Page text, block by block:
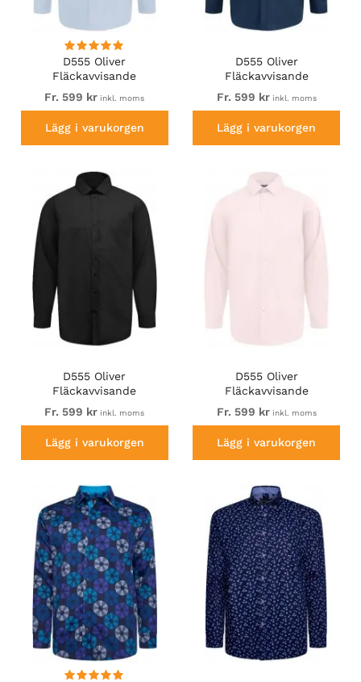
D555 Oliver
Fläckavvisande
Lättstruken
Stretchskjorta med Lång
Ärm Ljusblå
Fr. 599 kr inkl. moms
Lägg i varukorgen
D555 Oliver
Fläckavvisande
Lättstruken
Stretchskjorta med Lång
Ärm Marinblå
Fr. 599 krinkl. moms
Lägg i varukorgen
D555 Oliver
Fläckavvisande
Lättstruken
Stretchskjorta med Lång
Fr. 599 kr inkl. moms
Lägg i varukorgen
D555 Oliver
Fläckavvisande
Lättstruken
Stretchskjorta med Lång
Fr. 599 krinkl. moms
Lägg i varukorgen